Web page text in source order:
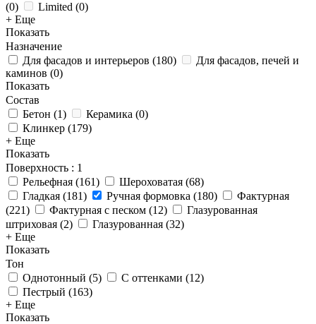
(0) Limited (0)
+ Еще
Показать
Назначение
Для фасадов и интерьеров (180)
Для фасадов, печей и
каминов (0)
Показать
Состав
Бетон (1) Керамика (0)
Клинкер (179)
+ Еще
Показать
Поверхность : 1
Рельефная (161) Шероховатая (68)
Гладкая (181) Ручная формовка (180)
Фактурная
(221) Фактурная с песком (12)
Глазурованная
штриховая (2) Глазурованная (32)
+ Еще
Показать
Тон
Однотонный (5) С оттенками (12)
Пестрый (163)
+ Еще
Показать